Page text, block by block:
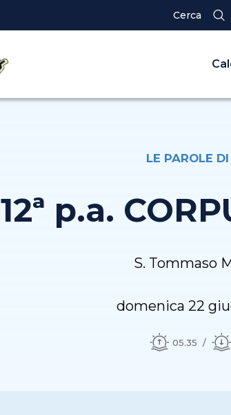
Cerca
LE PAROLE
12ª p.a.
S. Tommaso
domenica 22
05.35